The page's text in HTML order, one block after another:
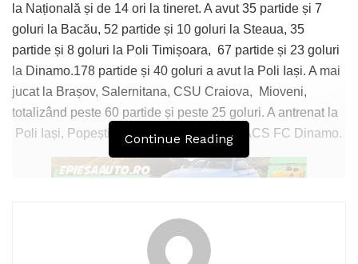
la Națională și de 14 ori la tineret. A avut 35 partide și 7
goluri la Bacău, 52 partide și 10 goluri la Steaua, 35
partide și 8 goluri la Poli Timișoara, 67 partide și 23 goluri
la Dinamo.178 partide și 40 goluri a avut la Poli Iași. A mai
jucat la Brașov, Salernitana, CSU Craiova, Mioveni,
totalizând peste 60 partide și peste 25 goluri. A antrenat la
Poli Iași, Popești-Leordeni, Concordia, ACS FC Dinamo.
Continue Reading